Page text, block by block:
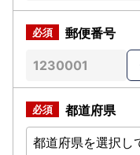
郵便番号
都道府県